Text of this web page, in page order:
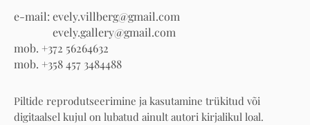
e-mail: evely.villberg@gmail.com
evely.gallery@gmail.com
mob. +372 56264632
mob. +358 457 3484488
Piltide reprodutseerimine ja kasutamine trükitud või
digitaalsel kujul on lubatud ainult autori kirjalikul loal.